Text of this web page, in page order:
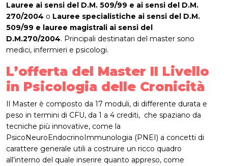
Lauree ai sensi del D.M. 509/99 e ai sensi del D.M.
270/2004 o Lauree specialistiche ai sensi del D.M.
509/99 e lauree magistrali ai sensi del
D.M.270/2004. Principali destinatari del master sono
medici, infermieri e psicologi.
L’offerta del Master II Livello
in Psicologia delle Cronicità
Il Master è composto da 17 moduli, di differente durata e
peso in termini di CFU, da 1 a 4 crediti, che spaziano da
tecniche più innovative, come la
PsicoNeuroEndocrinoImmunologia (PNEI) a concetti di
carattere generale utili a costruire un ricco quadro
all’interno del quale inserire quanto appreso, come